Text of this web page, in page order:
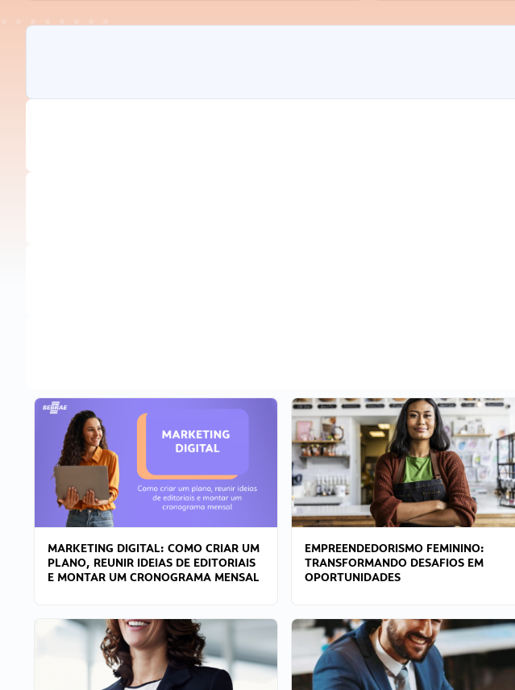
MARKETING DIGITAL: COMO CRIAR UM
PLANO, REUNIR IDEIAS DE EDITORIAIS
E MONTAR UM CRONOGRAMA MENSAL
EMPREENDEDORISMO FEMININO:
TRANSFORMANDO DESAFIOS EM
OPORTUNIDADES